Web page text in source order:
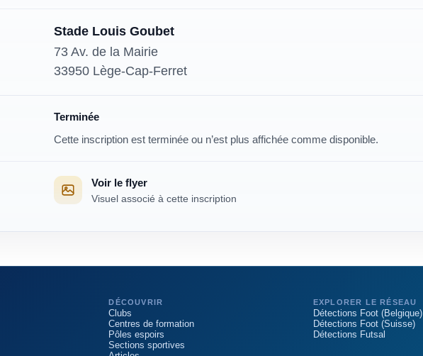
Stade Louis Goubet
73 Av. de la Mairie
33950 Lège-Cap-Ferret
Terminée
Cette inscription est terminée ou n’est plus affichée comme disponible.
Voir le flyer
Visuel associé à cette inscription
DÉCOUVRIR
Clubs
Centres de formation
Pôles espoirs
Sections sportives
EXPLORER LE RÉSEAU
Détections Foot (Belgique)
Détections Foot (Suisse)
Détections Futsal